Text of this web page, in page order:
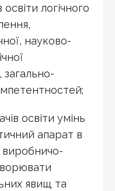
логічного
науково-
загально-
освіти умінь
апарат в
виробничо-
явищ та